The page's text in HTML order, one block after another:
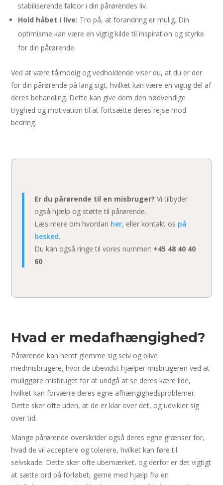
stabiliserende faktor i din pårørendes liv.
Hold håbet i live: Tro på, at forandring er mulig. Din
optimisme kan være en vigtig kilde til inspiration og styrke
for din pårørende.
Ved at være tålmodig og vedholdende viser du, at du er der
for din pårørende på lang sigt, hvilket kan være en vigtig del af
deres behandling. Dette kan give dem den nødvendige
tryghed og motivation til at fortsætte deres rejse mod
bedring.
Er du pårørende til en misbruger? Vi tilbyder
også hjælp og støtte til pårørende.
Læs mere om hvordan her, eller kontakt os på
besked.
Du kan også ringe til vores nummer: +45 48 40 40
60
Hvad er medafhængighed?
Pårørende kan nemt glemme sig selv og blive
medmisbrugere, hvor de ubevidst hjælper misbrugeren ved at
muliggøre misbruget for at undgå at se deres kære lide,
hvilket kan forværre deres egne afhængighedsproblemer.
Dette sker ofte uden, at de er klar over det, og udvikler sig
over tid.
Mange pårørende overskrider også deres egne grænser for,
hvad de vil acceptere og tolerere, hvilket kan føre til
selvskade. Dette sker ofte ubemærket, og derfor er det vigtigt
at sætte ord på forløbet, gerne med hjælp fra en